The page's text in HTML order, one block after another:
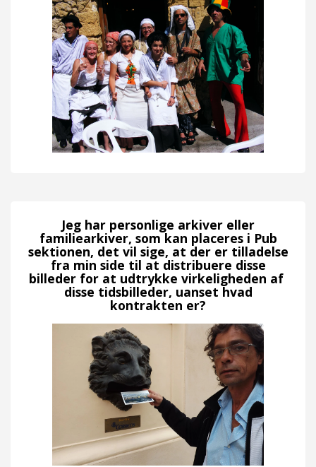
Jeg har personlige arkiver eller
familiearkiver, som kan placeres i Pub
sektionen, det vil sige, at der er tilladelse
fra min side til at distribuere disse
billeder for at udtrykke virkeligheden af ​​
disse tidsbilleder, uanset hvad
kontrakten er?